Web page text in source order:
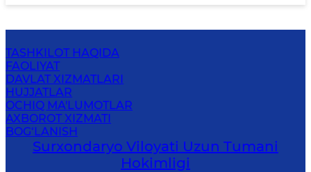
TASHKILOT HAQIDA
FAOLIYAT
DAVLAT XIZMATLARI
HUJJATLAR
OCHIQ MA'LUMOTLAR
AXBOROT XIZMATI
BOG‘LANISH
Surxondaryo Viloyati Uzun Tumani
Hokimligi